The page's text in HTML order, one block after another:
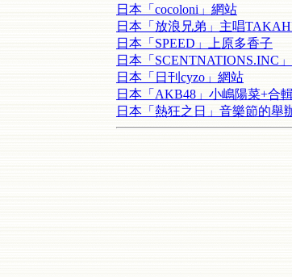
日本「cocoloni」網站
日本「放浪兄弟」主唱
日本「SPEED」上原多香子
日本「SCENTNATIONS.INC
日本「日刊cyzo」網站
日本「AKB48」小嶋陽菜+合
日本「熱狂之日」音樂節的舉